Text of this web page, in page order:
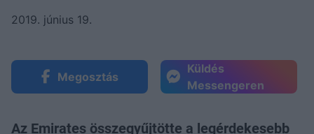
2019. június 19.
Megosztás
Küldés
Messengeren
Az Emirates összegyűjtötte a legérdekesebb